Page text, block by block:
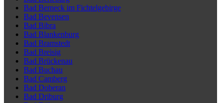
Bad Berneck im Fichtelgebirge
Bad Bevensen
Bad Bibra
Bad Blankenburg
Bad Bramstedt
Bad Breisig
Bad Brückenau
Bad Buchau
Bad Camberg
Bad Doberan
Bad Driburg